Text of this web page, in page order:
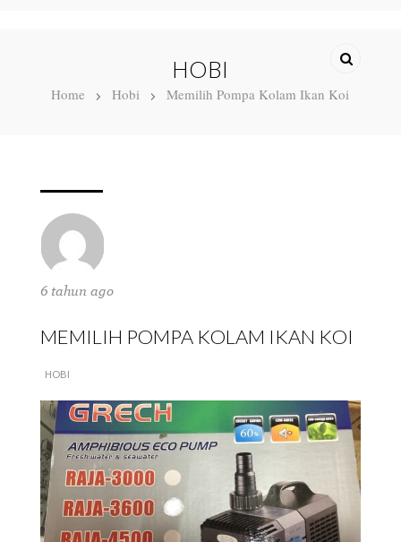
HOBI
Home Hobi Memilih Pompa Kolam Ikan Koi
6 tahun ago
MEMILIH POMPA KOLAM IKAN KOI
HOBI